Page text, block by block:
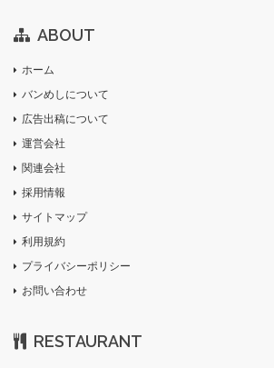
ABOUT
ホーム
バンめしについて
広告出稿について
運営会社
関連会社
採用情報
サイトマップ
利用規約
プライバシーポリシー
お問い合わせ
RESTAURANT